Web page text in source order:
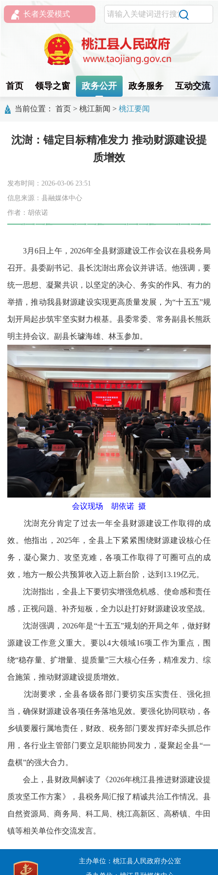
长者关爱模式
首页 领导之窗 政务公开 政务服务 互动交流
当前位置： 首页 > 桃江新闻 > 桃江要闻
沈澍：锚定目标精准发力 推动财源建设提
质增效
发布时间：2026-03-06 23:51
信息来源：县融媒体中心
作者：胡依诺
3月6日上午，2026年全县财源建设工作会议在县税务局
召开。县委副书记、县长沈澍出席会议并讲话。他强调，要
统一思想、凝聚共识，以坚定的决心、务实的作风、有力的
举措，推动我县财源建设实现更高质量发展，为“十五五”规
划开局起步筑牢坚实财力根基。县委常委、常务副县长熊跃
明主持会议。副县长璩海雄、林玉参加。
会议现场 胡依诺 摄
沈澍充分肯定了过去一年全县财源建设工作取得的成
效。他指出，2025年，全县上下紧紧围绕财源建设核心任
务，凝心聚力、攻坚克难，各项工作取得了可圈可点的成
效，地方一般公共预算收入迈上新台阶，达到13.19亿元。
沈澍指出，全县上下要切实增强危机感、使命感和责任
感，正视问题、补齐短板，全力以赴打好财源建设攻坚战。
沈澍强调，2026年是“十五五”规划的开局之年，做好财
源建设工作意义重大。要以4大领域16项工作为重点，围
绕“稳存量、扩增量、提质量”三大核心任务，精准发力、综
合施策，推动财源建设提质增效。
沈澍要求，全县各级各部门要切实压实责任、强化担
当，确保财源建设各项任务落地见效。要强化协同联动，各
乡镇要履行属地责任，财政、税务部门要发挥好牵头抓总作
用，各行业主管部门要立足职能协同发力，凝聚起全县“一
盘棋”的强大合力。
会上，县财政局解读了《2026年桃江县推进财源建设提
质攻坚工作方案》，县税务局汇报了精诚共治工作情况。县
自然资源局、商务局、科工局、桃江高新区、高桥镇、牛田
镇等相关单位作交流发言。
主办单位：桃江县人民政府办公室